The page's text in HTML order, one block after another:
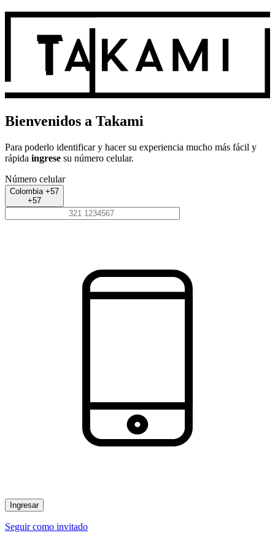
Bienvenidos a Takami
Para poderlo identificar y hacer su experiencia mucho más fácil y
rápida ingrese su número celular.
Número celular
Colombia +57
+57
Ingresar
Seguir como invitado